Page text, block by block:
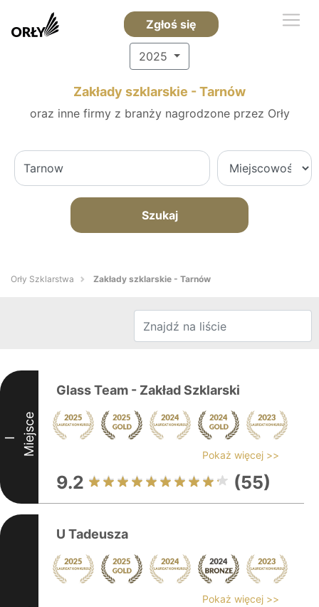
Zgłoś się
2025
Zakłady szklarskie - Tarnów
oraz inne firmy z branży nagrodzone przez Orły
Szukaj
Orły Szklarstwa Zakłady szklarskie - Tarnów
I Miejsce
Glass Team - Zakład Szklarski
Pokaż więcej >>
9.2 (55)
U Tadeusza
Pokaż więcej >>